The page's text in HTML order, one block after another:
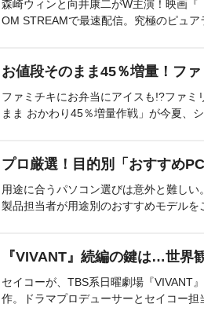
森崎ウィンと向井康二がW主演！映画
OM STREAMで最速配信。究極のピュア
お値段そのまま45％増量！フ
ファミチキにお弁当にアイスも!?ファ
まま おかわり45％増量作戦」が今夏、
プロ厳選！目的別「おすすめ
用途に合うパソコン選びは意外と難し
製品担当者が用途別のおすすめモデルを
『VIVANT』続編の鍵は…世界
セイコーが、TBS系日曜劇場『VIVANT
作。ドラマプロデューサーとセイコー担